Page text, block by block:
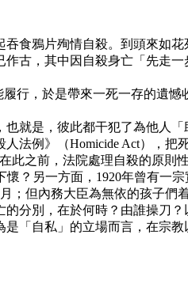
食鴉片殉情自殺。到頭來如
古，其中因自殺身亡「先走
行，於是帶來一死一存的遺
就是，彼此都干犯了為他人
法例》（Homicide Act），把
此之前，法院處理自殺的原
？另一方面，1920年曾有一
但內務大臣為無依的孩子們
分別，在於何時？由誰操刀
「自私」的立場而言，在宗